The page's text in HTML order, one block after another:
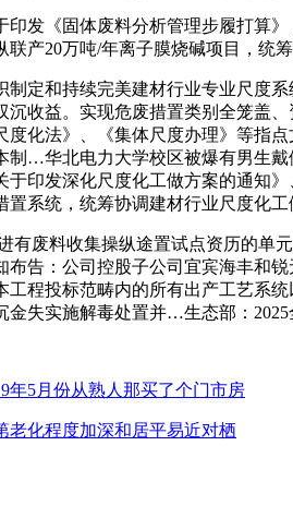
《固体废料分析管理步履打算》
产20万吨/年离子膜烧碱项目，统
和持续完美建材行业专业尺度系
沉收益。实现危废措置类别全笼盖
度化法》、《集体尺度办理》等指
制…华北电力大学校区被爆有男生
于印发深化尺度化工做方案的通知
置系统，统筹协调建材行业尺度化
料收集操纵途置试点资历的单元
布告：公司控股子公司宜宾海丰和
工程投标范畴内的所有出产工艺系
金失实施解毒处置并…生态部：2025
年5月份从熟人那买了个门市房
老化程度加深和居平易近对栖